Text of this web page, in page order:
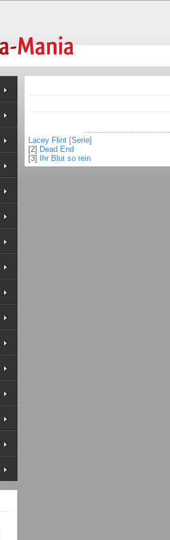
Lacey Flint [Serie]
[2] Dead End
[3]
Ihr Blut so rein